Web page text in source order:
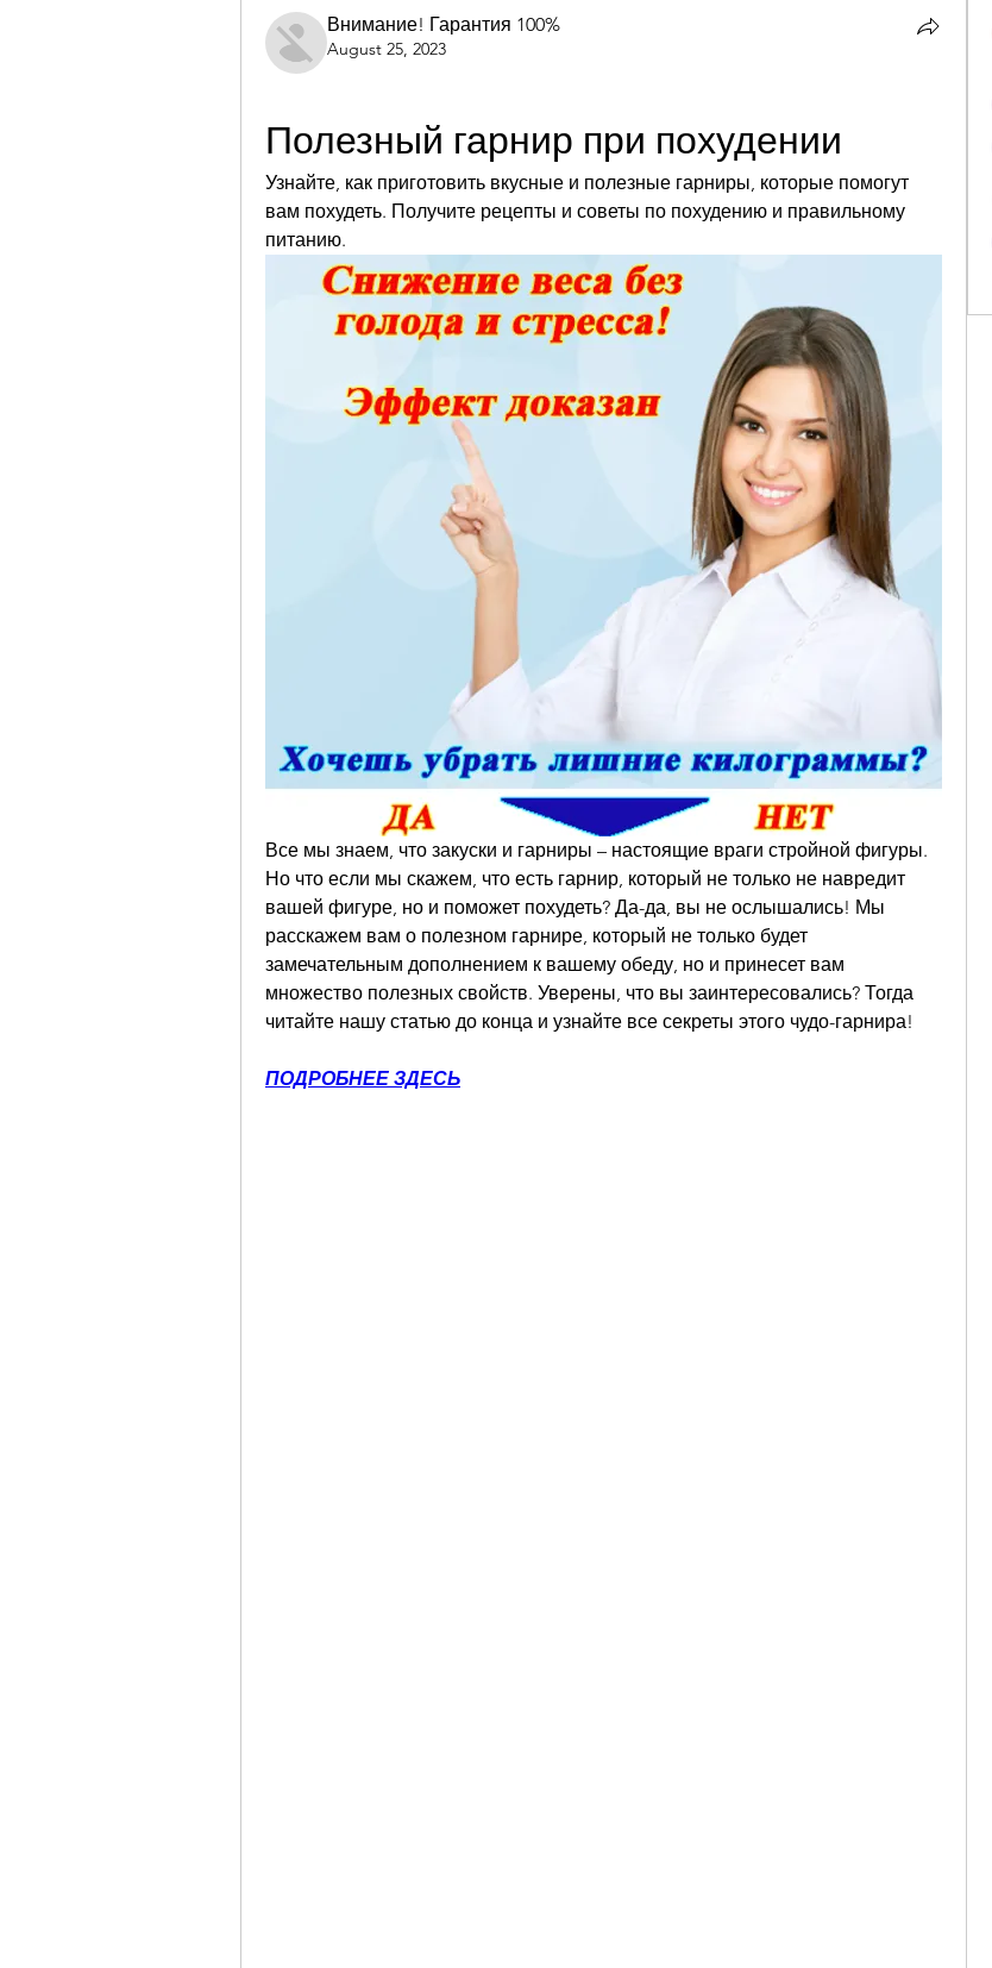
Внимание! Гарантия 100%
August 25, 2023
Полезный гарнир при похудении
Узнайте, как приготовить вкусные и полезные гарниры, которые помогут
вам похудеть. Получите рецепты и советы по похудению и правильному
питанию.
Все мы знаем, что закуски и гарниры – настоящие враги стройной фигуры.
Но что если мы скажем, что есть гарнир, который не только не навредит
вашей фигуре, но и поможет похудеть? Да-да, вы не ослышались! Мы
расскажем вам о полезном гарнире, который не только будет
замечательным дополнением к вашему обеду, но и принесет вам
множество полезных свойств. Уверены, что вы заинтересовались? Тогда
читайте нашу статью до конца и узнайте все секреты этого чудо-гарнира!
ПОДРОБНЕЕ ЗДЕСЬ